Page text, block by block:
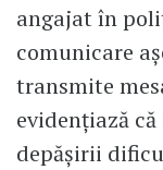
angajat în
comunicare
transmite
evidențiază
depășirii